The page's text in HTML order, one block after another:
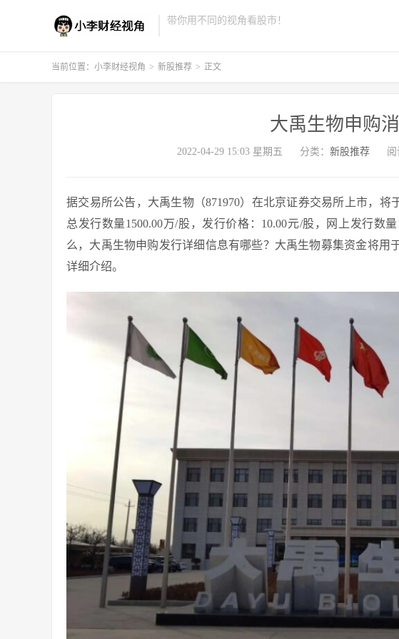
带你用不同的视角看股市！
当前位置： 小李财经视角 > 新股推荐 > 正文
大禹生物申购
2022-04-29 15:03 星期五 分类： 新股推荐 阅
据交易所公告，大禹生物（871970）在北京证券交易所上市，将
总发行数量1500.00万/股，发行价格：10.00元/股，网上发行数
么，大禹生物申购发行详细信息有哪些？大禹生物募集资金将用
详细介绍。